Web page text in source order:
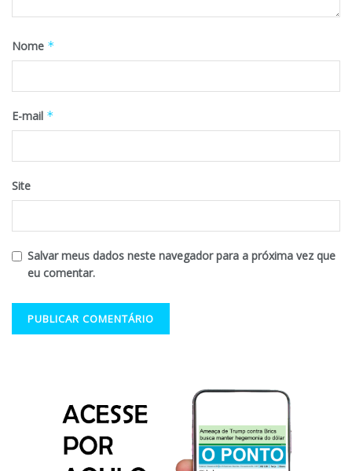
Nome *
E-mail *
Site
Salvar meus dados neste navegador para a próxima vez que
eu comentar.